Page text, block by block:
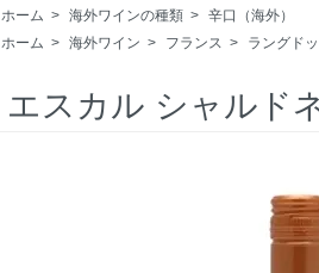
ホーム > 海外ワインの種類 > 辛口（海外）
ホーム > 海外ワイン > フランス > ラングド
エスカル シャルド